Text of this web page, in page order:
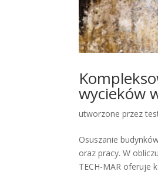
wycieków
utworzone przez
Osuszanie
oraz pracy. W
TECH-MAR oferuje